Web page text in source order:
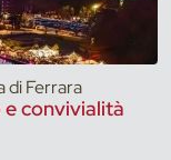
di Ferrara
convivialità